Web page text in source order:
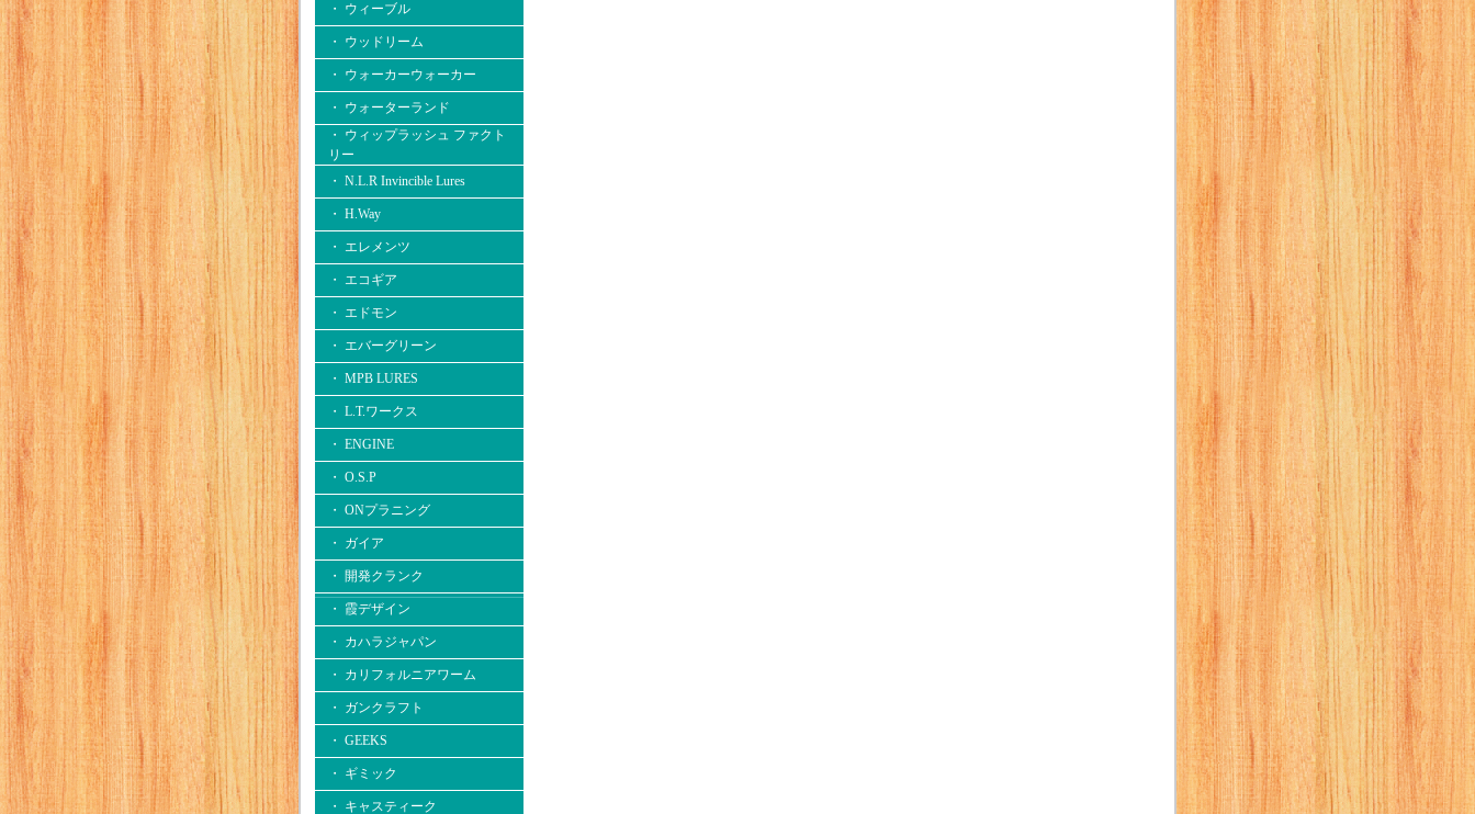
・ ウィーブル
・ ウッドリーム
・ ウォーカーウォーカー
・ ウォーターランド
・ ウィップラッシュ ファクト
リー
・ N.L.R Invincible Lures
・ H.Way
・ エレメンツ
・ エコギア
・ エドモン
・ エバーグリーン
・ MPB LURES
・ L.T.ワークス
・ ENGINE
・ O.S.P
・ ONプラニング
・ ガイア
・ 開発クランク
・ 霞デザイン
・ カハラジャパン
・ カリフォルニアワーム
・ ガンクラフト
・ GEEKS
・ ギミック
・ キャスティーク